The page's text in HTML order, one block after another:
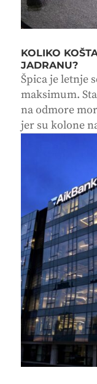
KOLIKO
JADRANU?
Špica je letnje
maksimum.
na odmore
jer su kolone